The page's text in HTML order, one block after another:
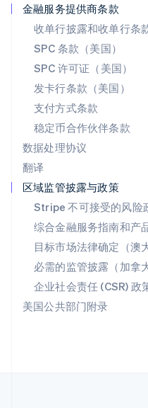
金融服务提供商条款
收单行披露和收单行条
SPC 条款（美国）
SPC 许可证（美国）
发卡行条款（美国）
支付方式条款
稳定币合作伙伴条款
数据处理协议
翻译
区域监管披露与政策
Stripe 不可接受的风险
综合金融服务指南和产
目标市场法律确定（澳
必需的监管披露（加拿
企业社会责任 (CSR) 政
美国公共部门附录
塞浦路斯
English
斯洛伐克
English
斯洛文尼亚
泰国
ไทยEnglish
希腊
English
西班牙
新加坡
新西兰
English
匈牙利
English
意大利
ItalianoEnglish
English